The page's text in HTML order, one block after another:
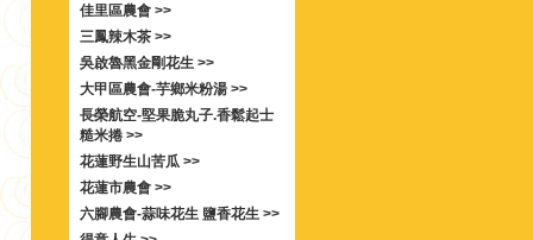
佳里區農會 >>
三鳳辣木茶 >>
吳啟魯黑金剛花生 >>
大甲區農會-芋鄉米粉湯 >>
長榮航空-堅果脆丸子.香鬆起士
糙米捲 >>
花蓮野生山苦瓜 >>
花蓮市農會 >>
六腳農會-蒜味花生 鹽香花生 >>